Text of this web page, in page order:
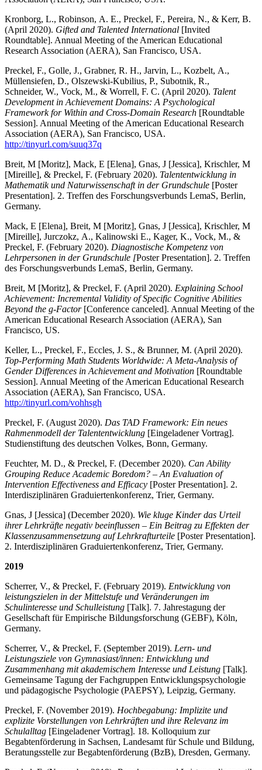
Kronborg, L., Robinson, A. E., Preckel, F., Pereira, N., & Kerr, B.
(April 2020). Gifted and Talented International [Invited
Roundtable]. Annual Meeting of the American Educational
Research Association (AERA), San Francisco, USA.
Preckel, F., Golle, J., Grabner, R. H., Jarvin, L., Kozbelt, A.,
Müllensiefen, D., Olszewski-Kubilius, P., Subotnik, R.,
Schneider, W., Vock, M., & Worrell, F. C. (April 2020). Talent
Development in Achievement Domains: A Psychological
Framework for Within and Cross-Domain Research [Roundtable
Session]. Annual Meeting of the American Educational Research
Association (AERA), San Francisco, USA.
http://tinyurl.com/suuq37q
Breit, M [Moritz], Mack, E [Elena], Gnas, J [Jessica], Krischler, M
[Mireille], & Preckel, F. (February 2020). Talententwicklung in
Mathematik und Naturwissenschaft in der Grundschule [Poster
Presentation]. 2. Treffen des Forschungsverbunds LemaS, Berlin,
Germany.
Mack, E [Elena], Breit, M [Moritz], Gnas, J [Jessica], Krischler, M
[Mireille], Jurczokz, A., Kalinowski E., Kager, K., Vock, M., &
Preckel, F. (February 2020). Diagnostische Kompetenz von
Lehrpersonen in der Grundschule [Poster Presentation]. 2. Treffen
des Forschungsverbunds LemaS, Berlin, Germany.
Breit, M [Moritz], & Preckel, F. (April 2020). Explaining School
Achievement: Incremental Validity of Specific Cognitive Abilities
Beyond the g-Factor[Conference canceled]. Annual Meeting of the
American Educational Research Association (AERA), San
Francisco, US.
Keller, L., Preckel, F., Eccles, J. S., & Brunner, M. (April 2020).
Top-Performing Math Students Worldwide: A Meta-Analysis of
Gender Differences in Achievement and Motivation [Roundtable
Session]. Annual Meeting of the American Educational Research
Association (AERA), San Francisco, USA.
http://tinyurl.com/vohhsgh
Preckel, F. (August 2020). Das TAD Framework: Ein neues
Rahmenmodell der Talententwicklung [Eingeladener Vortrag].
Studienstiftung des deutschen Volkes, Bonn, Germany.
Feuchter, M. D., & Preckel, F. (December 2020). Can Ability
Grouping Reduce Academic Boredom? – An Evaluation of
Intervention Effectiveness and Efficacy [Poster Presentation]. 2.
Interdisziplinären Graduiertenkonferenz, Trier, Germany.
Gnas, J [Jessica] (December 2020). Wie kluge Kinder das Urteil
ihrer Lehrkräfte negativ beeinflussen – Ein Beitrag zu Effekten der
Klassenzusammensetzung auf Lehrkrafturteile [Poster Presentation].
2. Interdisziplinären Graduiertenkonferenz, Trier, Germany.
2019
Scherrer, V., & Preckel, F. (February 2019). Entwicklung von
leistungszielen in der Mittelstufe und Veränderungen im
Schulinteresse und Schulleistung [Talk]. 7. Jahrestagung der
Gesellschaft für Empirische Bildungsforschung (GEBF), Köln,
Germany.
Scherrer, V., & Preckel, F. (September 2019). Lern- und
Leistungsziele von Gymnasiast/innen: Entwicklung und
Zusammenhang mit akademischem Interesse und Leistung [Talk].
Gemeinsame Tagung der Fachgruppen Entwicklungspsychologie
und pädagogische Psychologie (PAEPSY), Leipzig, Germany.
Preckel, F. (November 2019). Hochbegabung: Implizite und
explizite Vorstellungen von Lehrkräften und ihre Relevanz im
Schulalltag [Eingeladener Vortrag]. 18. Kolloquium zur
Begabtenförderung in Sachsen, Landesamt für Schule und Bildung,
Beratungsstelle zur Begabtenförderung (BzB), Dresden, Germany.